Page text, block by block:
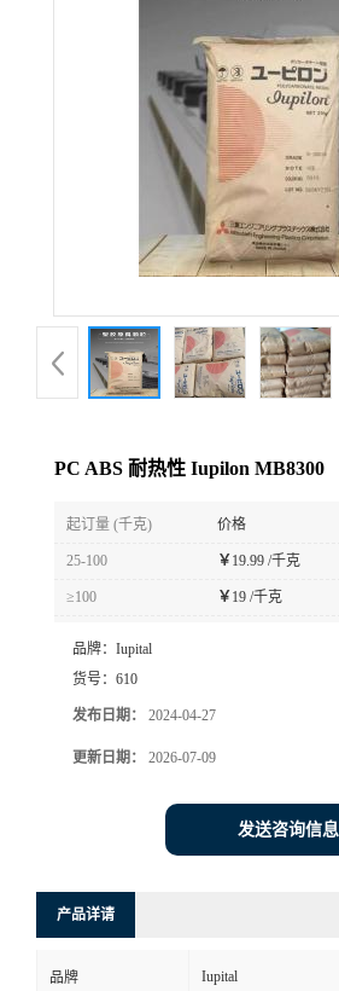
品
展
式
在
PC ABS 耐热性 Iupilon MB8300
起订量 (千克) 价格
25-100 ￥19.99 /千克
≥100 ￥19 /千克
品牌： Iupital
货号： 610
发布日期： 2024-04-27
更新日期： 2026-07-09
发送咨询信息
产品详请
品牌 Iupital